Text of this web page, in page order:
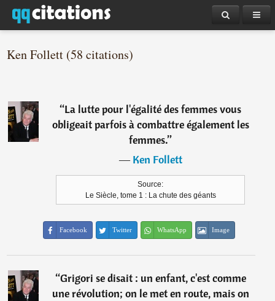
Ken Follett (58 citations)
“La lutte pour l'égalité des femmes vous
obligeait parfois à combattre également les
femmes.”
―Ken Follett
Source:
Le Siècle, tome 1 : La chute des géants
Facebook Twitter WhatsApp Image
“Grigori se disait : un enfant, c'est comme
une révolution; on le met en route, mais on